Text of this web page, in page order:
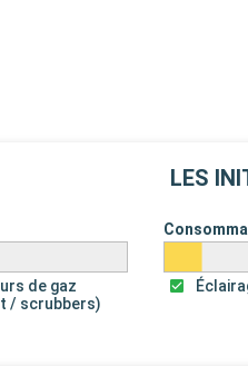
LES
de gaz
/ scrubbers)